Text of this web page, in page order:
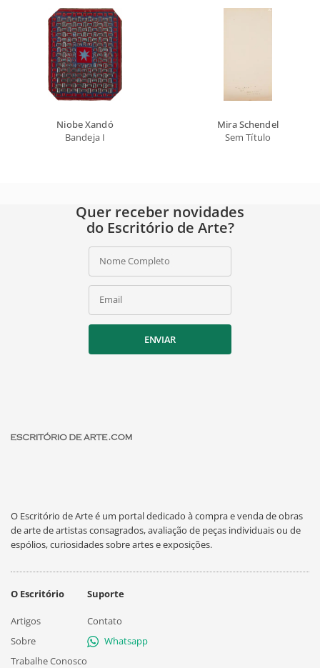
Niobe Xandó
Bandeja I
Mira Schendel
Sem Título
Quer receber novidades
do Escritório de Arte?
Nome Completo
Email
ENVIAR
O Escritório de Arte é um portal dedicado à compra e venda de obras
de arte de artistas consagrados, avaliação de peças individuais ou de
espólios, curiosidades sobre artes e exposições.
O Escritório
Artigos
Sobre
Trabalhe Conosco
Suporte
Contato
Whatsapp